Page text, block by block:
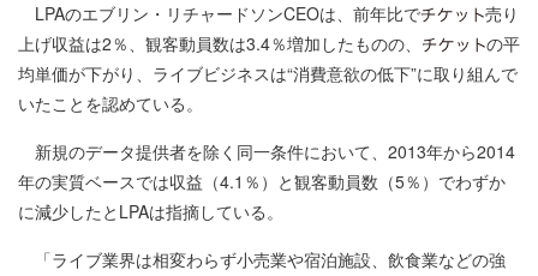
LPAのエブリン・リチャードソンCEOは、前年比で
売り
上げ収益は2％、観客動員数は3.4％増加したものの、
の平
均単価が下がり、ライブビジネスは“消費意欲の低下”に取り組んで
いたことを認めている。
新規のデータ提供者を除く同一条件において、2013年から2014
年の実質ベースでは収益（4.1％）と観客動員数（5％）でわずか
に減少したとLPAは指摘している。
「ライブ業界は相変わらず小売業や宿泊施設、飲食業などの強